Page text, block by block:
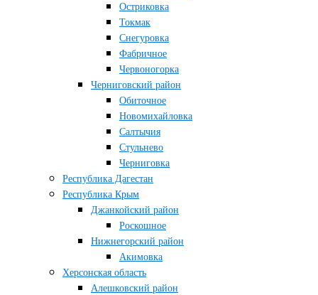
Остриковка
Токмак
Снегуровка
Фабричное
Червоногорка
Черниговский район
Обиточное
Новомихайловка
Салтычия
Стульнево
Черниговка
Республика Дагестан
Республика Крым
Джанкойский район
Роскошное
Нижнегорский район
Акимовка
Херсонская область
Алешковский район